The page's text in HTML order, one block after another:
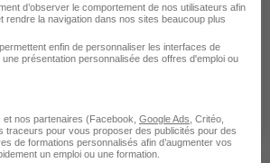
FORMATION
Paie • Santé, Médecine
d’observer le comportement de nos utilisateurs afin
rendre la navigation dans nos sites beaucoup plus
enfin de personnaliser les interfaces de
présentation personnalisée des offres d'emploi ou
et nos partenaires (Facebook, Google Ads , Critéo,
traceurs pour vous proposer des publicités pour des
de formations personnalisés afin d’augmenter vos
un emploi ou une formation.